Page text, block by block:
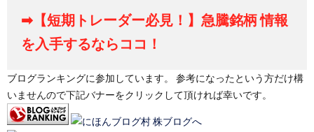
➡【短期トレーダー必見！】急騰銘柄 情報
を入手するならココ！
ブログランキングに参加しています。 参考になったという方だけ構
いませんので下記バナーをクリックして頂ければ幸いです。